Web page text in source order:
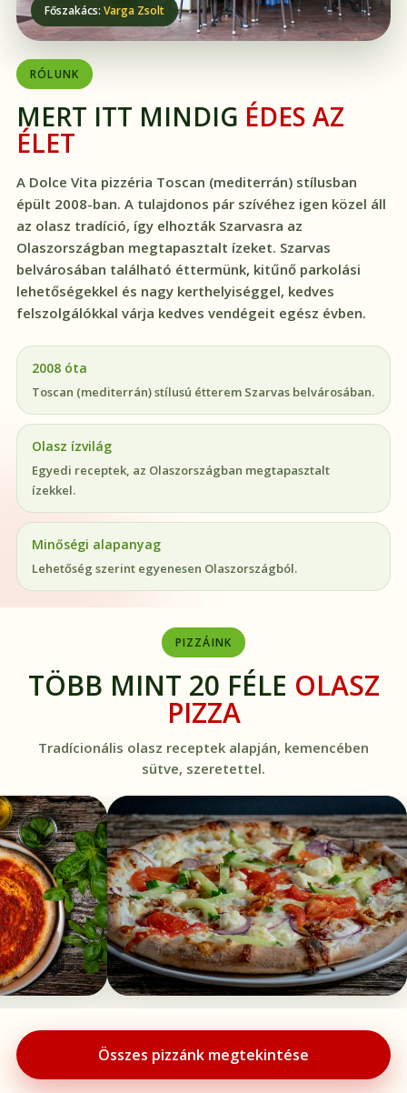
Főszakács: Varga Zsolt
RÓLUNK
MERT ITT MINDIG ÉDES AZ
ÉLET
A Dolce Vita pizzéria Toscan (mediterrán) stílusban
épült 2008-ban. A tulajdonos pár szívéhez igen közel áll
az olasz tradíció, így elhozták Szarvasra az
Olaszországban megtapasztalt ízeket. Szarvas
belvárosában található éttermünk, kitűnő parkolási
lehetőségekkel és nagy kerthelyiséggel, kedves
felszolgálókkal várja kedves vendégeit egész évben.
2008 óta
Toscan (mediterrán) stílusú étterem Szarvas belvárosában.
Olasz ízvilág
Egyedi receptek, az Olaszországban megtapasztalt
ízekkel.
Minőségi alapanyag
Lehetőség szerint egyenesen Olaszországból.
PIZZÁINK
TÖBB MINT 20 FÉLE OLASZ
PIZZA
Tradícionális olasz receptek alapján, kemencében
sütve, szeretettel.
Összes pizzánk megtekintése